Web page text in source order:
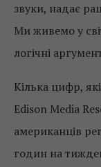
звуки, надає
Ми живемо у
логічні
Кілька цифр,
Edison Media
американців
годин на